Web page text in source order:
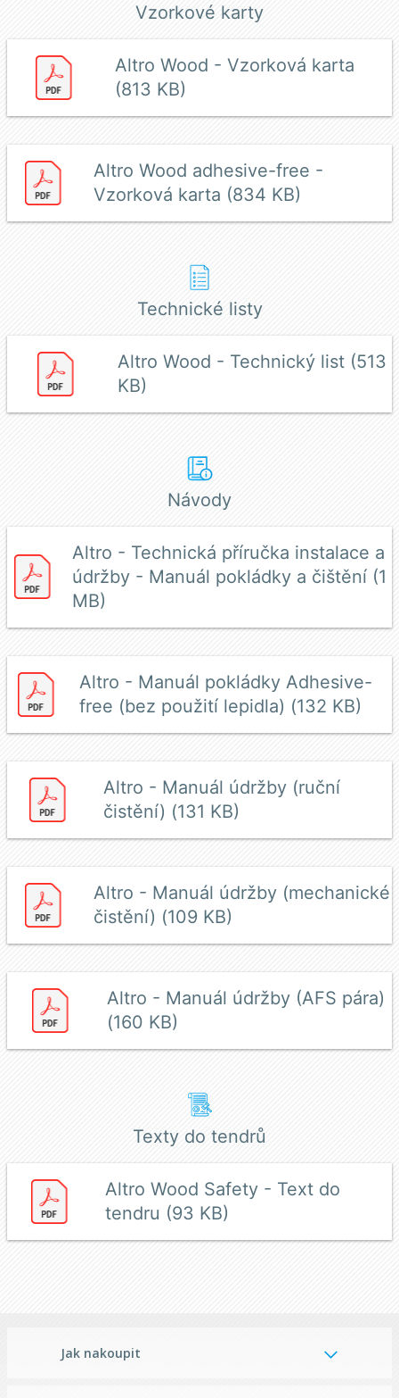
Vzorkové karty
Altro Wood - Vzorková karta
(813 KB)
Altro Wood adhesive-free -
Vzorková karta (834 KB)
Technické listy
Altro Wood - Technický list (513
KB)
Návody
Altro - Technická příručka instalace a
údržby - Manuál pokládky a čištění (1
MB)
Altro - Manuál pokládky Adhesive-
free (bez použití lepidla) (132 KB)
Altro - Manuál údržby (ruční
čistění) (131 KB)
Altro - Manuál údržby (mechanické
čistění) (109 KB)
Altro - Manuál údržby (AFS pára)
(160 KB)
Texty do tendrů
Altro Wood Safety - Text do
tendru (93 KB)
Jak nakoupit